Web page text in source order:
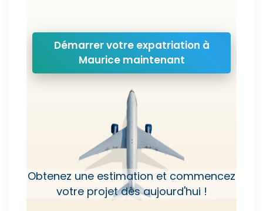
Démarrer votre expatriation à
Maurice maintenant
Obtenez une estimation et commencez
votre projet dès aujourd'hui !